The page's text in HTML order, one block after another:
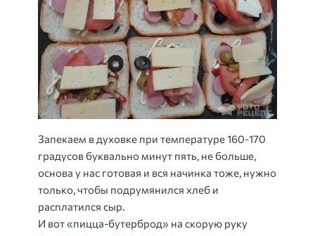
Запекаем в духовке при температуре 160-170
градусов буквально минут пять, не больше,
основа у нас готовая и вся начинка тоже, нужно
только, чтобы подрумянился хлеб и
расплатился сыр.
И вот «пицца-бутерброд» на скорую руку